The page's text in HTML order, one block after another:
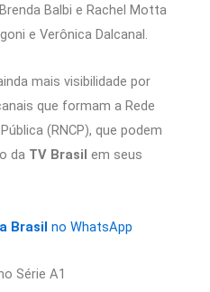
Balbi e Rachel Motta
e Verônica Dalcanal.
mais visibilidade por
que formam a Rede
(RNCP), que podem
da TV Brasil em seus
Brasil no WhatsApp
Série A1